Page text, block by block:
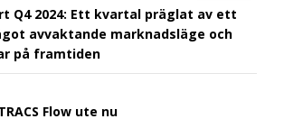
Q4 2024: Ett kvartal präglat av ett
avvaktande marknadsläge och
på framtiden
Flow ute nu